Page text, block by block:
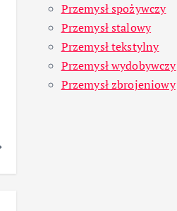
Przemysł spożywczy
Przemysł stalowy
Przemysł tekstylny
Przemysł wydobywczy
Przemysł zbrojeniowy